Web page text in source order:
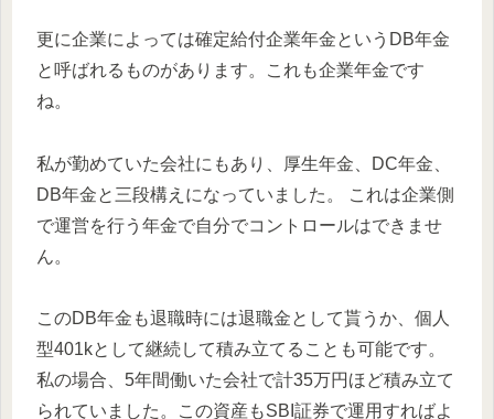
更に企業によっては確定給付企業年金というDB年金
と呼ばれるものがあります。これも企業年金です
ね。
私が勤めていた会社にもあり、厚生年金、DC年金、
DB年金と三段構えになっていました。 これは企業側
で運営を行う年金で自分でコントロールはできませ
ん。
このDB年金も退職時には退職金として貰うか、個人
型401kとして継続して積み立てることも可能です。
私の場合、5年間働いた会社で計35万円ほど積み立て
られていました。この資産もSBI証券で運用すればよ